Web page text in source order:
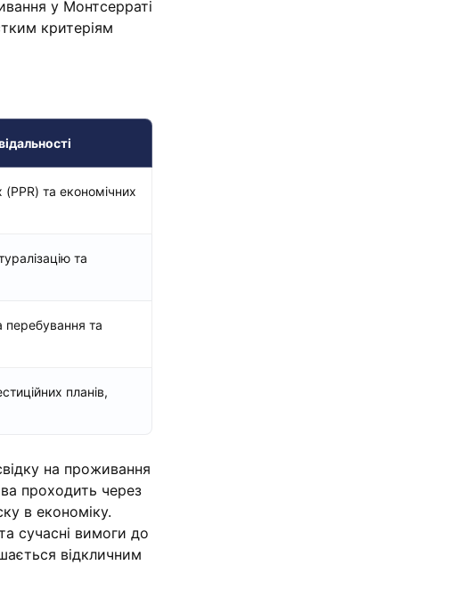
у Монтсерраті
критеріям
та економічних
та
перебування та
планів,
на проживання
проходить через
в економіку.
сучасні вимоги до
відкличним